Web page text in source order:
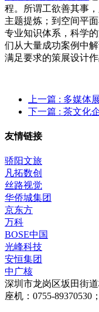
程。所谓工欲善其事
主题提炼；到空间平
专业知识体系，科学
们从大量成功案例中
满足要求的策展设计作
上一篇 : 多媒体
下一篇 : 茶文化
友情链接
骄阳文旅
凡拓数创
丝路视觉
华侨城集团
京东方
万科
BOSE中国
光峰科技
安恒集团
中广核
深圳市龙岗区坂田街
座机：0755-89370530